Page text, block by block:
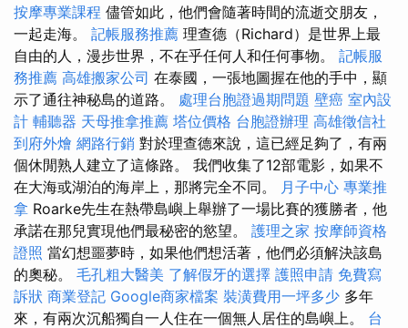
按摩專業課程 儘管如此，他們會隨著時間的流逝交朋友，
一起走海。 記帳服務推薦 理查德（Richard）是世界上最
自由的人，漫步世界，不在乎任何人和任何事物。 記帳服
務推薦 高雄搬家公司 在泰國，一張地圖握在他的手中，顯
示了通往神秘島的道路。 處理台胞證過期問題 壁癌 室內設
計 輔聽器 天母推拿推薦 塔位價格 台胞證辦理 高雄徵信社
到府外燴 網路行銷 對於理查德來說，這已經足夠了，有兩
個休閒熟人建立了這條路。 我們收集了12部電影，如果不
在大海或湖泊的海岸上，那將完全不同。 月子中心 專業推
拿 Roarke先生在熱帶島嶼上舉辦了一場比賽的獲勝者，他
承諾在那兒實現他們最秘密的慾望。 護理之家 按摩師資格
證照 當幻想噩夢時，如果他們想活著，他們必須解決該島
的奧秘。 毛孔粗大醫美 了解假牙的選擇 護照申請 免費寫
訴狀 商業登記 Google商家檔案 裝潢費用一坪多少 多年
來，有兩次沉船獨自一人住在一個​​無人居住的島嶼上。 台